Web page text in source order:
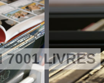
7001 LIVRES